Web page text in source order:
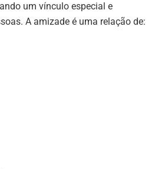
um vínculo especial e
A amizade é uma relação de: